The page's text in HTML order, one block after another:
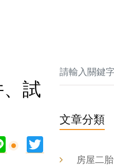
試
Line
文章分類
房屋二胎